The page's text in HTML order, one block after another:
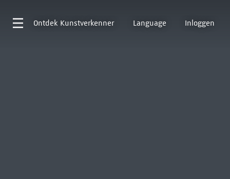
Ontdek Kunstverkenner Language Inloggen